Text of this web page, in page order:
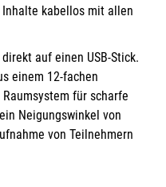
kabellos mit allen
auf einen USB-Stick.
einem 12-fachen
für scharfe
Neigungswinkel von
von Teilnehmern